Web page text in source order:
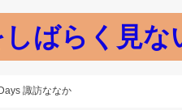
ばらく見な
諏訪ななか